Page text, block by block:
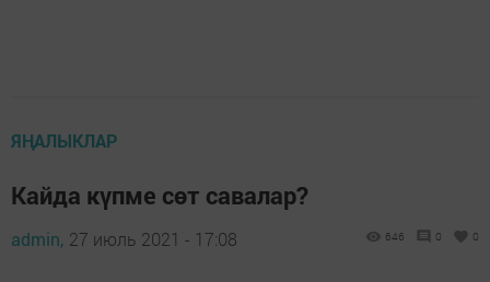
ЯҢАЛЫКЛАР
Кайда күпме сөт савалар?
admin, 27 июль 2021 - 17:08 646 0 0